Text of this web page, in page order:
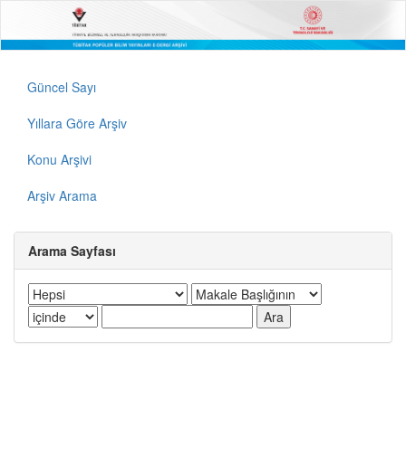
Güncel Sayı
Yıllara Göre Arşiv
Konu Arşivi
Arşiv Arama
Arama Sayfası